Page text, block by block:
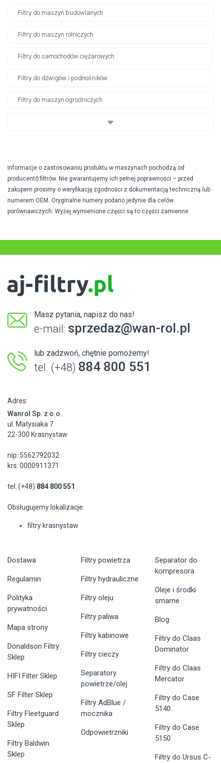
Filtry do maszyn budowlanych
Filtry do maszyn rolniczych
Filtry do samochodów ciężarowych
Filtry do dźwigów i podnośników
Filtry do maszyn ogrodniczych
Informacje o zastosowaniu produktu w maszynach pochodzą od
producentó filtrów. Nie gwarantujemy ich pełnej poprawności – przed
zakupem prosimy o weryfikację zgodności z dokumentacją techniczną lub
numerem OEM. Oryginalne numery podano jedynie dla celów
porównawczych. Wyżej wymienione części są to części zamienne.
Masz pytania, napisz do nas!
e-mail: sprzedaz@wan-rol.pl
lub zadzwoń, chętnie pomożemy!
tel. (+48) 884 800 551
Adres:
Wanrol Sp. z o.o.
ul. Matysiaka 7
22-300 Krasnystaw
nip: 5562792032
krs: 0000911371
tel. (+48) 884 800 551
Obsługujemy lokalizacje:
filtry krasnystaw
Dostawa
Regulamin
Polityka
prywatności
Mapa strony
Donaldson Filtry
Sklep
HIFI Filter Sklep
SF Filter Sklep
Filtry Fleetguard
Sklep
Filtry Baldwin
Sklep
Filtry powietrza
Filtry hydrauliczne
Filtry oleju
Filtry paliwa
Filtry kabinowe
Filtry cieczy
Separatory
powietrze/olej
Filtry AdBlue /
mocznika
Odpowietrzniki
Separator do
kompresora
Oleje i środki
smarne
Blog
Filtry do Claas
Dominator
Filtry do Claas
Mercator
Filtry do Case
5140
Filtry do Case
5150
Filtry do Ursus C-